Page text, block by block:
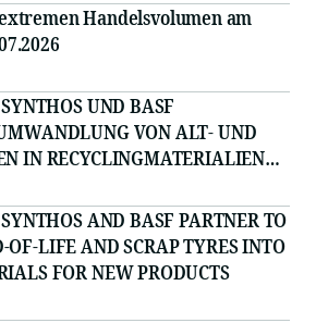
Handelsvolumen am
UND BASF
VON ALT- UND
IN RECYCLINGMATERIALIEN
AND BASF PARTNER TO
AND SCRAP TYRES INTO
FOR NEW PRODUCTS